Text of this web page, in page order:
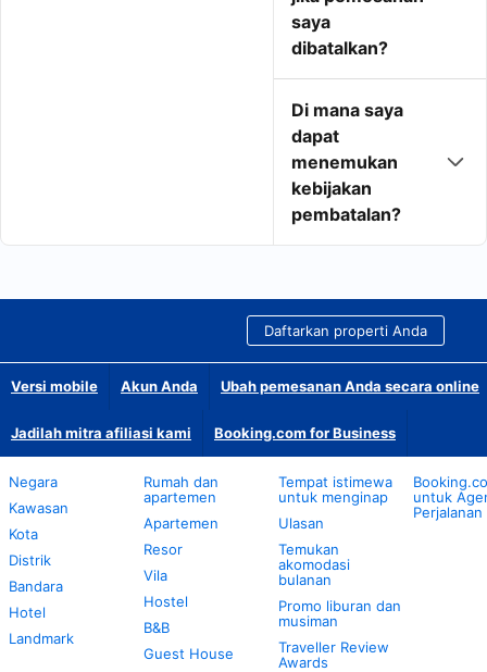
saya
dibatalkan?
Di mana saya
dapat
menemukan
kebijakan
pembatalan?
Daftarkan properti Anda
Versi mobile Akun Anda Ubah pemesanan Anda secara online
Jadilah mitra afiliasi kami Booking.com for Business
Negara
Kawasan
Kota
Distrik
Bandara
Hotel
Landmark
Rumah dan
apartemen
Apartemen
Resor
Vila
Hostel
B&B
Guest House
Tempat istimewa
untuk menginap
Ulasan
Temukan
akomodasi
bulanan
Promo liburan dan
musiman
Traveller Review
Awards
untuk
Perjalanan